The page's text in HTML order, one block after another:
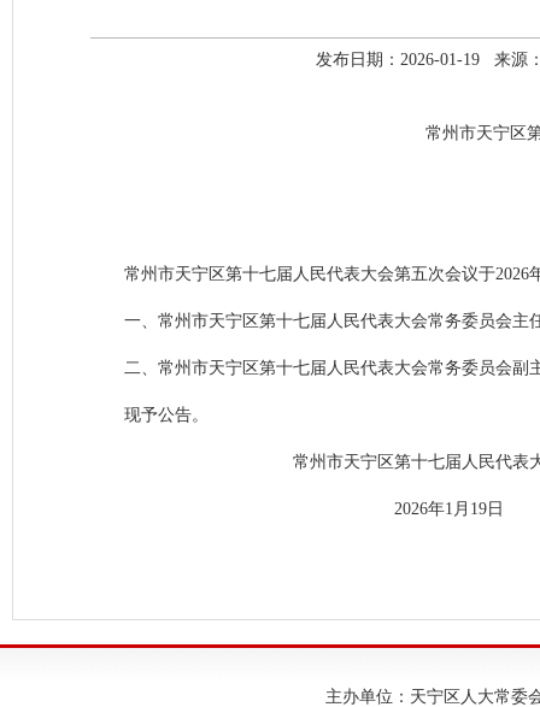
发布日期：2026-01-19 来源
常州市天宁区
常州市天宁区第十七届人民代表大会第五次会议于2026
一、常州市天宁区第十七届人民代表大会常务委员会主
二、常州市天宁区第十七届人民代表大会常务委员会副
现予公告。
常州市天宁区第十七届人民代表大
2026年1月19日
主办单位：天宁区人大常委